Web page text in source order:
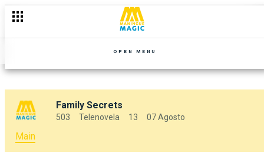
OPEN MENU
Family Secrets
503 Telenovela 13 07 Agosto
Main